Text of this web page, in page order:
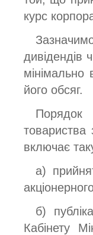
курс
дивідендів
мінімально
його обсяг.
Порядок
товариства
включає
а)
б)
Кабінету